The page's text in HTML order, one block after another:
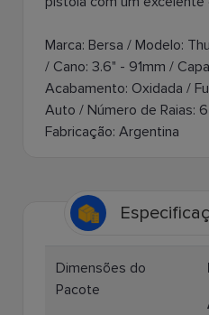
Marca: Bersa / Modelo:
/ Cano: 3.6" - 91mm /
Acabamento: Oxidada /
Auto / Número de Raias:
Fabricação: Argentina
Dimensões do
Pacote